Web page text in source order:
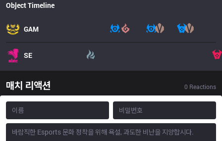
Object Timeline
GAM
SE
매치 리액션 0 Reactions